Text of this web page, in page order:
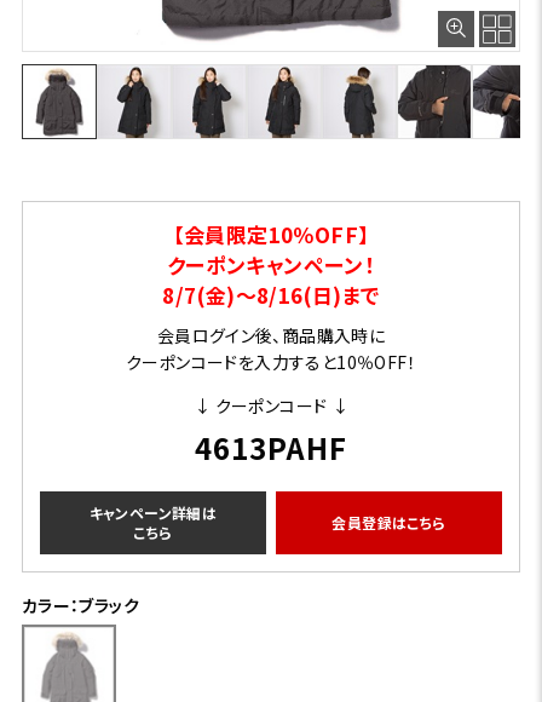
【会員限定10％OFF】
クーポンキャンペーン！
8/7(金)～8/16(日)まで
会員ログイン後、商品購入時に
クーポンコードを入力すると10％OFF！
↓ クーポンコード ↓
4613PAHF
キャンペーン詳細は
こちら
会員登録はこちら
カラー：ブラック